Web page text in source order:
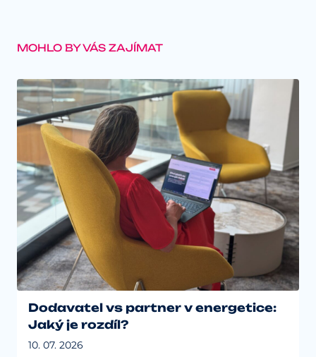
energie a zemního plynu –
MOHLO BY VÁS ZAJÍMAT
Dodavatel vs partner v energetice:
Jaký je rozdíl?
10. 07. 2026